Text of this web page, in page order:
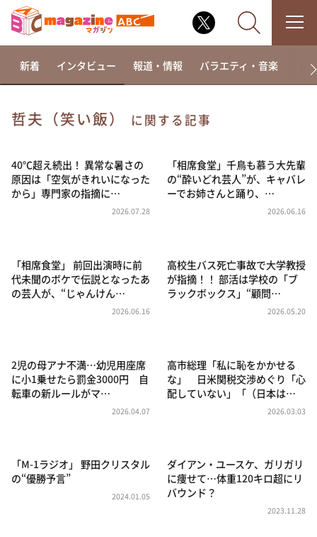
相席食堂
これ余談なんですけど・・・
～人生密着トークバラエティ！～ やすとものいたっ
news おかえり
河合＆A.B.C-Z塚田×福井アナ「なんでやねん！？」
（news おかえり）
朝だ！生です旅サラダ
教えて！ニュースライブ 正義のミカタ
ポツンと一軒家
ザキ山小屋本館
新着 インタビュー 報道・情報 バラエティ・音楽 ド
哲夫（笑い飯） に関する記事
40℃超え続出！ 異常な暑さの
原因は「空気がきれいになった
から」専門家の指摘に…
2026.07.28
「相席食堂」千鳥も慕う大先輩
の“酔いどれ芸人”が、キャバレ
ーでお姉さんと踊り、…
2026.06.16
「相席食堂」 前回出演時に前
代未聞のボケで伝説となったあ
の芸人が、“じゃんけん…
2026.06.16
高校生バス死亡事故で大学教授
が指摘！！ 部活は学校の「ブ
ラックボックス」“顧問…
2026.05.20
2児の母アナ不満…幼児用座席
に小1乗せたら罰金3000円 自
転車の新ルールがマ…
2026.04.07
高市総理「私に恥をかかせる
な」 日米関税交渉めぐり「心
配していない」「（日本は…
2026.03.03
「M-1ラジオ」 野田クリスタル
の“優勝予言”
2024.01.05
ダイアン・ユースケ、ガリガリ
に痩せて…体重120キロ超にリ
バウンド？
2023.11.28